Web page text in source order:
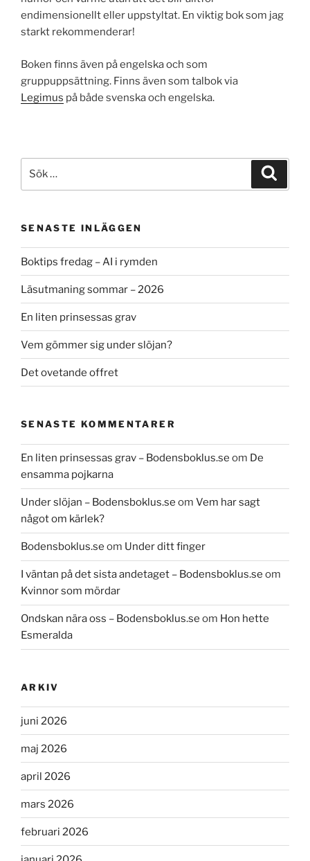
endimensionellt eller uppstyltat. En viktig bok som jag
starkt rekommenderar!
Boken finns även på engelska och som
gruppuppsättning. Finns även som talbok via
Legimus på både svenska och engelska.
efter:
SENASTE INLÄGGEN
Boktips fredag – AI i rymden
Läsutmaning sommar – 2026
En liten prinsessas grav
Vem gömmer sig under slöjan?
Det ovetande offret
SENASTE KOMMENTARER
En liten prinsessas grav – Bodensboklus.se om De
ensamma pojkarna
Under slöjan – Bodensboklus.se om Vem har sagt
något om kärlek?
Bodensboklus.se om Under ditt finger
I väntan på det sista andetaget – Bodensboklus.se om
Kvinnor som mördar
Ondskan nära oss – Bodensboklus.se om Hon hette
Esmeralda
ARKIV
juni 2026
maj 2026
april 2026
mars 2026
februari 2026